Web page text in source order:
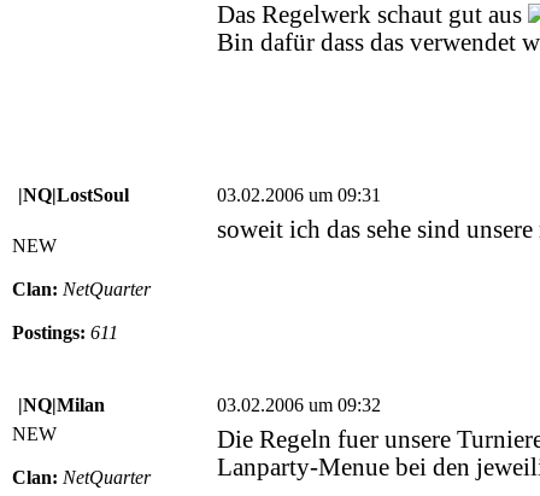
Das Regelwerk schaut gut aus
Bin dafür dass das verwendet
|NQ|LostSoul 03.02.2006 um 09:31
NEW
Clan: NetQuarter
Postings: 611
soweit ich das sehe sind
|NQ|Milan
03.02.2006 um 09:32
NEW
Clan: NetQuarter
Die Regeln fuer unsere
Lanparty-Menue bei den